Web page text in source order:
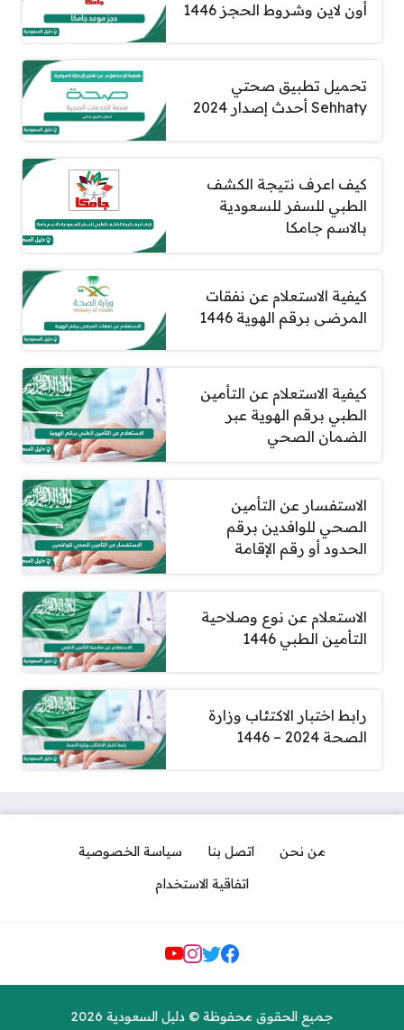
أون لاين وشروط الحجز 1446
تحميل تطبيق صحتي
Sehhaty أحدث إصدار 2024
كيف اعرف نتيجة الكشف
الطبي للسفر للسعودية
بالاسم جامكا
كيفية الاستعلام عن نفقات
المرضى برقم الهوية 1446
كيفية الاستعلام عن التأمين
الطبي برقم الهوية عبر
الضمان الصحي
الاستفسار عن التأمين
الصحي للوافدين برقم
الحدود أو رقم الإقامة
الاستعلام عن نوع وصلاحية
التأمين الطبي 1446
رابط اختبار الاكتئاب وزارة
الصحة 2024 – 1446
من نحن اتصل بنا
سياسة الخصوصية
اتفاقية الاستخدام
مواقع التواصل
جميع الحقوق محفوظة © دليل السعودية 2026